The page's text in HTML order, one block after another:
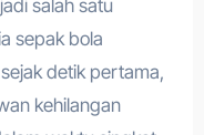
sepak bola
detik pertama,
kehilangan